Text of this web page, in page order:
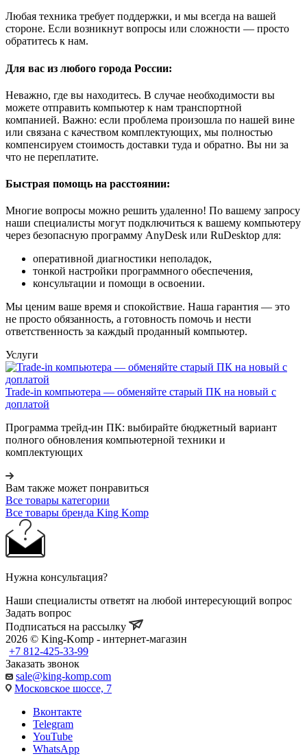
Любая техника требует поддержки, и мы всегда на вашей
стороне. Если возникнут вопросы или сложности — просто
обратитесь к нам.
Для вас из любого города России:
Неважно, где вы находитесь. В случае необходимости вы
можете отправить компьютер к нам транспортной
компанией. Важно: если проблема произошла по нашей вине
или связана с качеством комплектующих, мы полностью
компенсируем стоимость доставки туда и обратно. Вы ни за
что не переплатите.
Быстрая помощь на расстоянии:
Многие вопросы можно решить удаленно! По вашему запросу
наши специалисты могут подключиться к вашему компьютеру
через безопасную программу AnyDesk или RuDesktop для:
оперативной диагностики неполадок,
тонкой настройки программного обеспечения,
консультации и помощи в освоении.
Мы ценим ваше время и спокойствие. Наша гарантия — это
не просто обязанность, а готовность помочь и нести
ответственность за каждый проданный компьютер.
Услуги
Trade-in компьютера — обменяйте старый ПК на новый с
доплатой
Программа трейд-ин ПК: выбирайте бюджетный вариант
полного обновления компьютерной техники и
комплектующих
Вам также может понравиться
Все товары категории
Все товары бренда King Komp
Нужна консультация?
Наши специалисты ответят на любой интересующий вопрос
Задать вопрос
Подписаться на рассылку
2026 © King-Komp - интернет-магазин
+7 812-425-33-99
Заказать звонок
sale@king-komp.com
Московское шоссе, 7
Вконтакте
Telegram
YouTube
WhatsApp